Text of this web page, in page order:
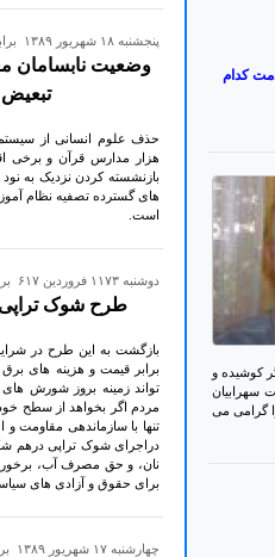
خدمت کدام
کوشیده و
سهرابیان
گرامی می
پنجشنبه ۱۸ شهريور ۱۳۸۹ برابر با ۰۹ سپتامبر ۲۰۱۰
وضعیت نابسامان
تبعیض
حذف علوم انسانی از سیستم
هزار مدارس قرآن و برخی
بازنشسته کردن نزدیک به
های گسترده تصفیه نظام
است.
دوشنبه ۱۱۷۳ فروردين ۶۱۷ برابر با ۰۱ ژانويه ۰۰۰۱
طرح شوک تراپی
بازگشت به این طرح در
برابر قیمت و هزینه های
تواند زمینه بروز شورش های
مردم اگر بخواهد از سطح
تنها با سازماندهی مقاومت
دراجرای شوک تراپی درهم
نان، و حق مصرف آب،
برای حقوق و آزادی های
چهارشنبه ۱۷ شهريور ۱۳۸۹ برابر با ۰۸ سپتامبر ۲۰۱۰